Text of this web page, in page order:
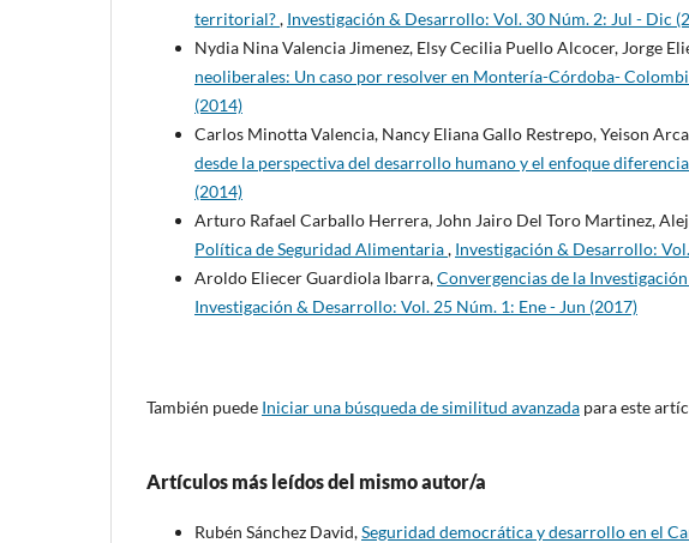
territorial?, Investigación & Desarrollo: Vol. 30 Núm. 2: Jul - Dic
Nydia Nina Valencia Jimenez, Elsy Cecilia Puello Alcocer, Jorge
neoliberales: Un caso por resolver en Montería-Córdoba-
(2014)
Carlos Minotta Valencia, Nancy Eliana Gallo Restrepo, Yeison
desde la perspectiva del desarrollo humano y el enfoque
(2014)
Arturo Rafael Carballo Herrera, John Jairo Del Toro Martinez,
Política de Seguridad Alimentaria, Investigación & Desarrollo:
Aroldo Eliecer Guardiola Ibarra,Convergencias de la
Investigación & Desarrollo: Vol. 25 Núm. 1: Ene - Jun (2017)
También puede Iniciar una búsqueda de similitud avanzada para este
Artículos más leídos del mismo autor/a
Rubén Sánchez David,Seguridad democrática y desarrollo en el